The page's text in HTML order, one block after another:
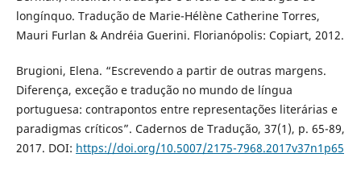
longínquo. Tradução de Marie-Hélène Catherine Torres,
Mauri Furlan & Andréia Guerini. Florianópolis: Copiart, 2012.
Brugioni, Elena. “Escrevendo a partir de outras margens.
Diferença, exceção e tradução no mundo de língua
portuguesa: contrapontos entre representações literárias e
paradigmas críticos”. Cadernos de Tradução, 37(1), p. 65-89,
2017. DOI: https://doi.org/10.5007/2175-7968.2017v37n1p65